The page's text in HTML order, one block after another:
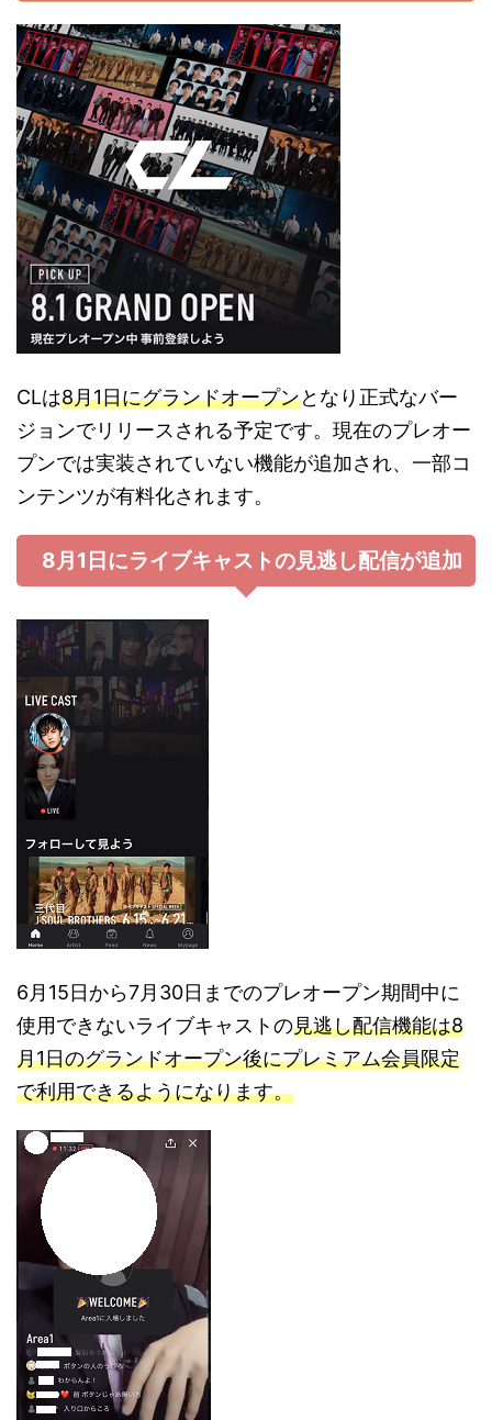
CLは8月1日にグランドオープンとなり正式なバー
ジョンでリリースされる予定です。現在のプレオー
プンでは実装されていない機能が追加され、一部コ
ンテンツが有料化されます。
8月1日にライブキャストの見逃し配信が追加
6月15日から7月30日までのプレオープン期間中に
使用できないライブキャストの見逃し配信機能は8
月1日のグランドオープン後にプレミアム会員限定
で利用できるようになります。